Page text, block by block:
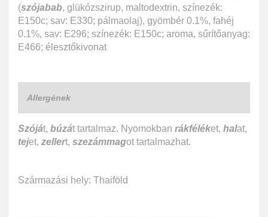
(szójabab, glükózszirup, maltodextrin, színezék:
E150c; sav: E330; pálmaolaj), gyömbér 0.1%, fahéj
0.1%, sav: E296; színezék: E150c; aroma, sűrítőanyag:
E466; élesztőkivonat
Allergének
Szóját, búzát tartalmaz. Nyomokban rákféléket, halat,
tejet, zellert, szezámmagot tartalmazhat.
Származási hely: Thaiföld